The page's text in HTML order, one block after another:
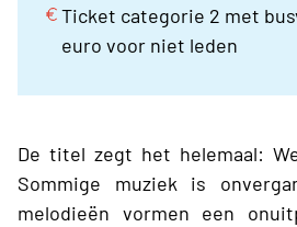
Ticket categorie 2 met
euro voor niet leden
De titel zegt het helemaal:
Sommige muziek is
melodieën vormen een